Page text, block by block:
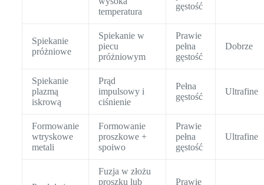
temperatura
gęstość
Spiekanie
próżniowe
Spiekanie w
piecu
próżniowym
Prawie
pełna
gęstość
Dobrze
Spiekanie
plazmą
iskrową
Prąd
impulsowy i
ciśnienie
Pełna
gęstość
Ultrafine
Formowanie
wtryskowe
metali
Formowanie
proszkowe +
spoiwo
Prawie
pełna
gęstość
Ultrafine
Fuzja w złożu
proszku lub
Prawie